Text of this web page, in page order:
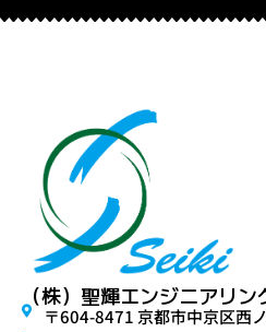
（株）聖輝エンジニアリン
〒604-8471 京都市中京区西